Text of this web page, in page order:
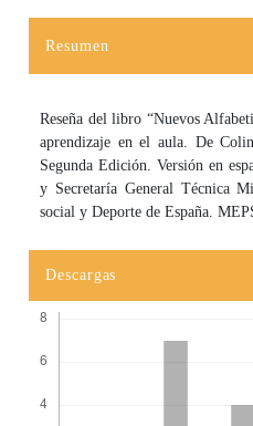
Resumen
Reseña del libro “Nuevos
aprendizaje en el aula. De
Segunda Edición. Versión en
y Secretaría General Técnica
social y Deporte de España.
Descargas